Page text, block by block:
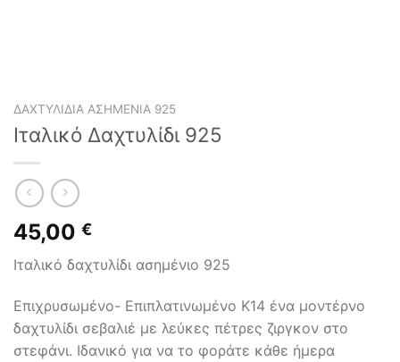
ΔΑΧΤΥΛΊΔΙΑ ΑΣΗΜΈΝΙΑ 925
Ιταλικό Δαχτυλίδι 925
45,00 €
Ιταλικό δαχτυλίδι ασημένιο 925
Επιχρυσωμένο- Επιπλατινωμένο Κ14 ένα μοντέρνο
δαχτυλίδι σεβαλιέ με λεύκες πέτρες ζιργκον στο
στεφάνι. Ιδανικό για να το φοράτε κάθε ήμερα